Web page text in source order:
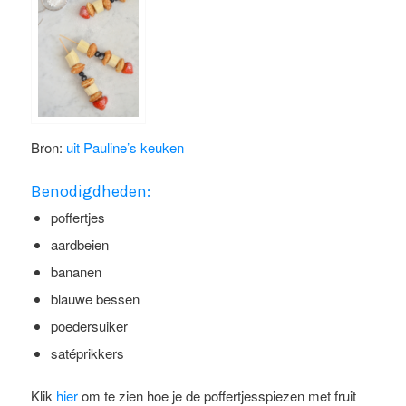
Bron: uit Pauline’s keuken
Benodigdheden:
poffertjes
aardbeien
bananen
blauwe bessen
poedersuiker
satéprikkers
Klik hierom te zien hoe je de poffertjesspiezen met fruit